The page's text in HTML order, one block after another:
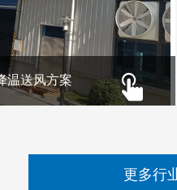
温送风方案
更多行